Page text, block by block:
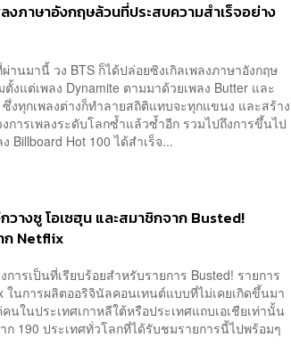
งภาษาอังกฤษล้วนที่ประสบความสำเร็จอย่าง
านมานี้ วง BTS ก็ได้ปล่อยซิงเกิลเพลงภาษาอังกฤษ
งแต่เพลง Dynamite ตามมาด้วยเพลง Butter และ
ซึ่งทุกเพลงต่างก็ทำลายสถิติแทบจะทุกแขนง และสร้าง
การเพลงระดับโลกซ้ำแล้วซ้ำอีก รวมไปถึงการขึ้นไป
Billboard Hot 100 ได้สำเร็จ...
งซู โอเซฮุน และสมาชิกจาก Busted!
ก Netflix
การเป็นที่เรียบร้อยสำหรับรายการ Busted! รายการ
ในการผลิตออริจินัลคอนเทนต์แบบที่ไม่เคยเกิดขึ้นมา
นในประเทศเกาหลีใต้หรือประเทศแถบเอเชียเท่านั้น
ก 190 ประเทศทั่วโลกที่ได้รับชมรายการนี้ไปพร้อมๆ